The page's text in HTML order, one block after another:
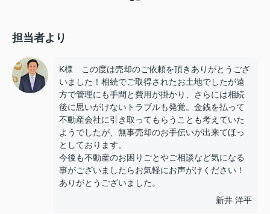
担当者より
K様 この度は売却のご依頼を頂きありがとうござ
いました！相続でご取得されたお土地でしたが遠
方で管理にも手間と費用が掛かり、さらには相続
後に思いがけないトラブルも発覚。金銭を払って
不動産会社に引き取ってもらうことも考えていた
ようでしたが、無事売却のお手伝いが出来てほっ
としております。
今後も不動産のお困りごとやご相談など気になる
事がございましたらお気軽にお声がけください！
ありがとうございました。
新井 洋平